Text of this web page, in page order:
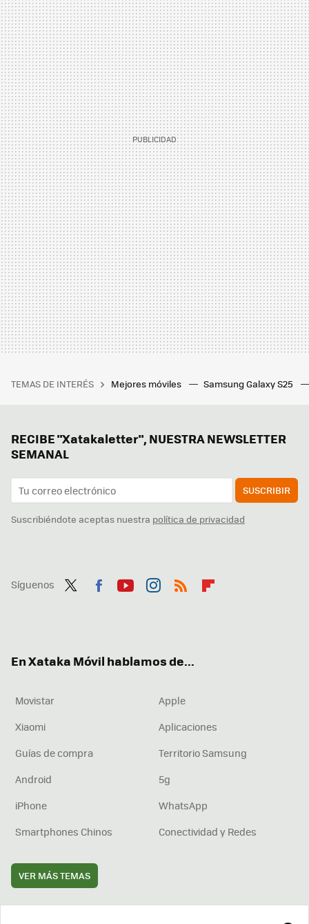
TEMAS DE INTERÉS Mejores móviles Samsung Galaxy S25
RECIBE "Xatakaletter", NUESTRA NEWSLETTER
SEMANAL
SUSCRIBIR
Suscribiéndote aceptas nuestra política de privacidad
Síguenos
En Xataka Móvil hablamos de...
Movistar
Apple
Xiaomi
Aplicaciones
Guías de compra
Territorio Samsung
Android
5g
iPhone
WhatsApp
Smartphones Chinos
Conectividad y Redes
VER MÁS TEMAS